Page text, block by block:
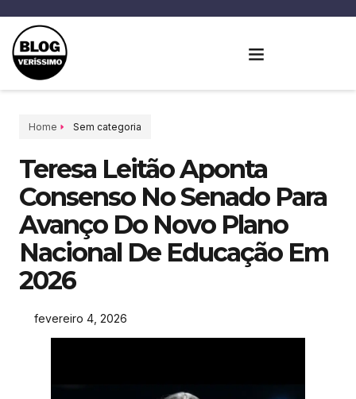
Home Sem categoria
Teresa Leitão Aponta
Consenso No Senado Para
Avanço Do Novo Plano
Nacional De Educação Em
2026
fevereiro 4, 2026